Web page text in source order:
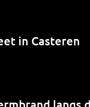
in Casteren